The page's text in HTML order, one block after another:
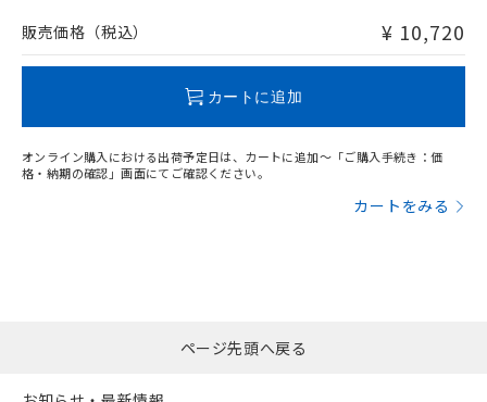
問い合わせください。
販売価格（税込） ¥ 10,720
カートに追加
オンライン購入における出荷予定日は、カートに追加～「ご購入手続き：価
格・納期の確認」画面にてご確認ください。
カートをみる
ページ先頭へ戻る